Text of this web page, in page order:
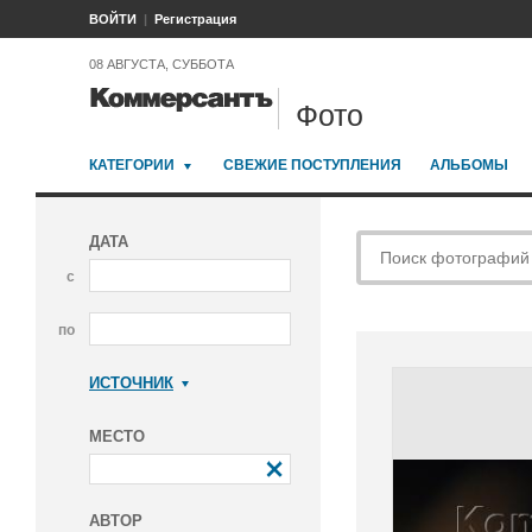
ВОЙТИ Регистрация
08 АВГУСТА, СУББОТА
Фото
КАТЕГОРИИ СВЕЖИЕ ПОСТУПЛЕНИЯ АЛЬБОМЫ
ДАТА
с
по
ИСТОЧНИК
МЕСТО
АВТОР